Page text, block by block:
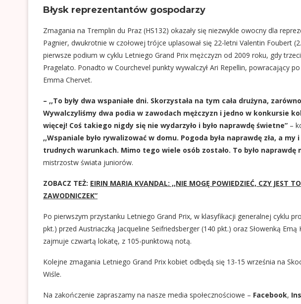
Błysk reprezentantów gospodarzy
Zmagania na Tremplin du Praz (HS132) okazały się niezwykle owocny dla
Pagnier, dwukrotnie w czołowej trójce uplasował się 22-letni Valentin Foubert
pierwsze podium w cyklu Letniego Grand Prix mężczyzn od 2009 roku, gdy
Pragelato. Ponadto w Courchevel punkty wywalczył Ari Repellin, powracający
Emma Chervet.
– ,,To były dwa wspaniałe dni. Skorzystała na tym cała drużyna,
Wywalczyliśmy dwa podia w zawodach mężczyzn i jedno w konkursie
więcej! Coś takiego nigdy się nie wydarzyło i było naprawdę świetne” –
,,Wspaniale było rywalizować w domu. Pogoda była naprawdę zła, a
trudnych warunkach. Mimo tego wiele osób zostało. To było naprawdę
mistrzostw świata juniorów.
ZOBACZ TEŻ: EIRIN MARIA KVANDAL: ,,NIE MOGĘ POWIEDZIEĆ, CZY JEST
ZAWODNICZEK”
Po pierwszym przystanku Letniego Grand Prix, w klasyfikacji generalnej cyklu
pkt.) przed Austriaczką Jacqueline Seifriedsberger (140 pkt.) oraz Słowenką Emą
zajmuje czwartą lokatę, z 105-punktową notą.
Kolejne zmagania Letniego Grand Prix kobiet odbędą się 13-15 września na
Wiśle.
Na zakończenie zapraszamy na nasze media społecznościowe – Facebook,